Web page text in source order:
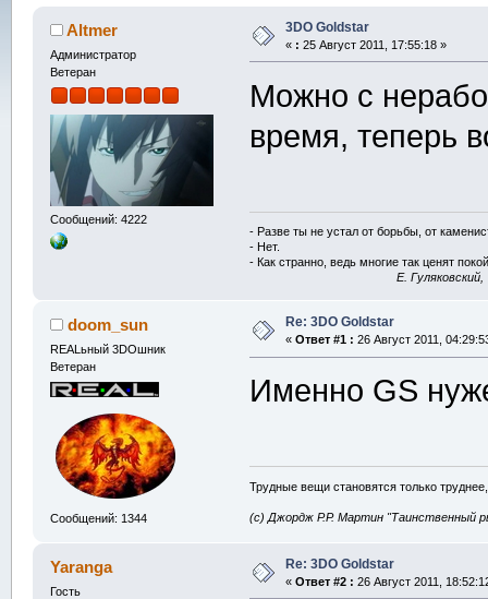
Altmer
Администратор
Ветеран
Сообщений: 4222
3DO Goldstar
« : 25 Август 2011, 17:55:18 »
Можно с
время, теперь
- Разве ты не устал от борьбы, от
- Нет.
- Как странно, ведь многие так ценят
E.
doom_sun
REALьный 3DOшник
Ветеран
Сообщений: 1344
Re: 3DO Goldstar
« Ответ #1 : 26 Август 2011,
Именно GS
Трудные вещи становятся только
(с) Джордж Р.Р. Мартин "Таинственный
Yaranga
Гость
Re: 3DO Goldstar
« Ответ #2 : 26 Август 2011,